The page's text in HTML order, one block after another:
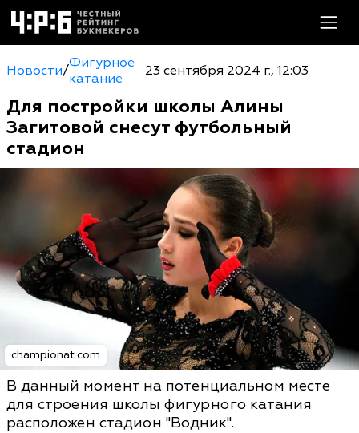
Новости/Фигурное
катание
23 сентября 2024 г., 12:03
Для постройки школы Алины
Загитовой снесут футбольный
стадион
championat.com
В данный момент на потенциальном месте
для строения школы фигурного катания
расположен стадион "Водник".